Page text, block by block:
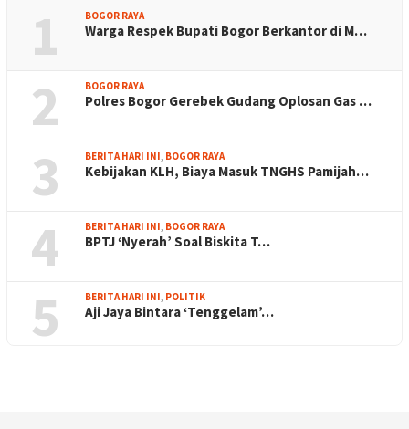
1 BOGOR RAYA
Warga Respek Bupati Bogor Berkantor di M…
2 BOGOR RAYA
Polres Bogor Gerebek Gudang Oplosan Gas …
3 BERITA HARI INI, BOGOR RAYA
Kebijakan KLH, Biaya Masuk TNGHS Pamijah…
4 BERITA HARI INI, BOGOR RAYA
BPTJ ‘Nyerah’ Soal Biskita T…
5 BERITA HARI INI, POLITIK
Aji Jaya Bintara ‘Tenggelam’…